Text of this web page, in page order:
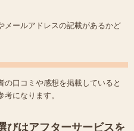
メールアドレスの記載があるかど
口コミや感想を掲載していると
になります。
びはアフターサービスを